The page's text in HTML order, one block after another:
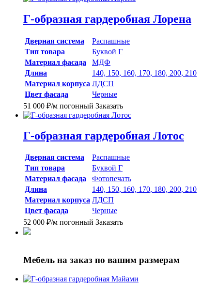
Г-образная гардеробная Лорена
Дверная система
Распашные
Тип товара
Буквой Г
Материал фасада
МДФ
Длина
140, 150, 160, 170, 180, 200, 210
Материал корпуса ЛДСП
Цвет фасада
Черные
51 000 ₽/м погонный Заказать
Г-образная гардеробная Лотос
Дверная система
Распашные
Тип товара
Буквой Г
Материал фасада
Фотопечать
Длина
140, 150, 160, 170, 180, 200, 210
Материал корпуса ЛДСП
Цвет фасада
Черные
52 000 ₽/м погонный Заказать
Мебель на заказ по вашим размерам